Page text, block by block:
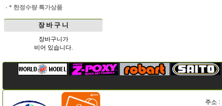
· * 한정수량 특가상품
장 바 구 니
장바구니가
비어 있습니다.
주소